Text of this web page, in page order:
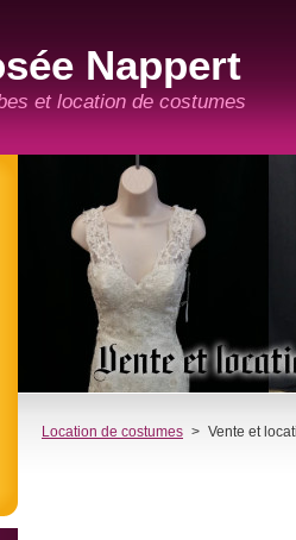
Nappert
et location de costumes
Location de costumes > Vente et